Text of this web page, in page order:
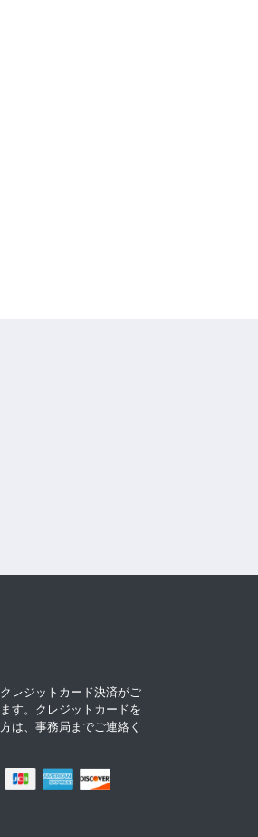
レジットカード決済がご
す。クレジットカードを
は、事務局までご連絡く